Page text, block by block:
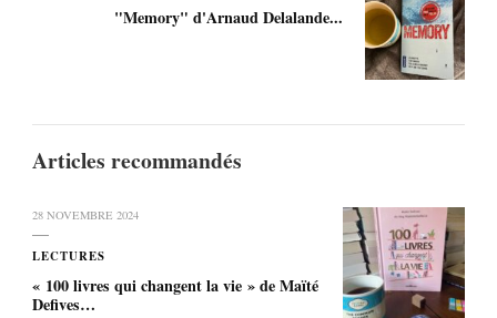
"Memory" d'Arnaud Delalande...
Articles recommandés
28 NOVEMBRE 2024
LECTURES
« 100 livres qui changent la vie » de Maïté
Defives…